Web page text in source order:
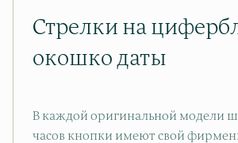
Стрелки на
окошко даты
В каждой оригинальной модели
часов кнопки имеют свой